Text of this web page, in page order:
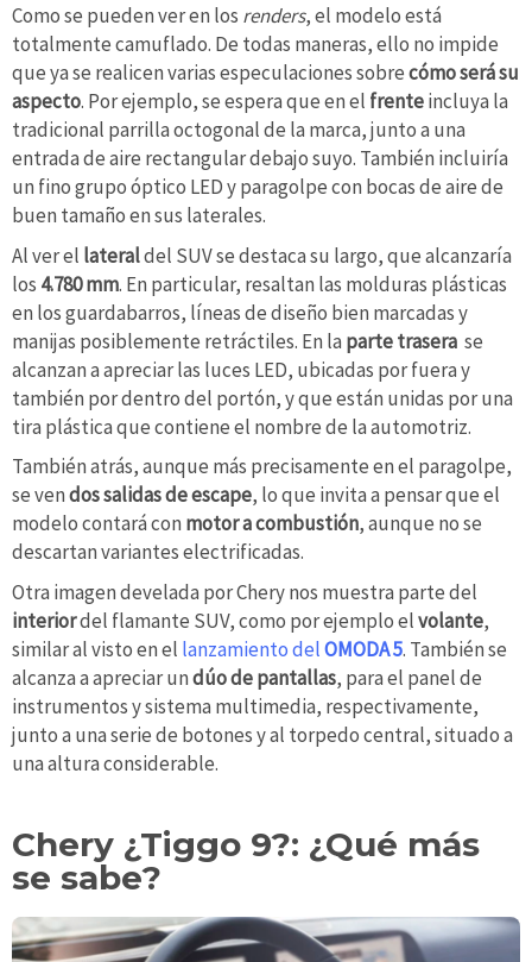
Como se pueden ver en los renders, el modelo está
totalmente camuflado. De todas maneras, ello no impide
que ya se realicen varias especulaciones sobrecómo será su
aspecto. Por ejemplo, se espera que en el frenteincluya la
tradicional parrilla octogonal de la marca, junto a una
entrada de aire rectangular debajo suyo. También incluiría
un fino grupo óptico LED y paragolpe con bocas de aire de
buen tamaño en sus laterales.
Al ver el lateraldel SUV se destaca su largo, que alcanzaría
los 4.780 mm. En particular, resaltan las molduras plásticas
en los guardabarros, líneas de diseño bien marcadas y
manijas posiblemente retráctiles. En la parte trasera se
alcanzan a apreciar las luces LED, ubicadas por fuera y
también por dentro del portón, y que están unidas por una
tira plástica que contiene el nombre de la automotriz.
También atrás, aunque más precisamente en el paragolpe,
se vendos salidas de escape, lo que invita a pensar que el
modelo contará con motor a combustión, aunque no se
descartan variantes electrificadas.
Otra imagen develada por Chery nos muestra parte del
interiordel flamante SUV, como por ejemplo elvolante,
similar al visto en el lanzamiento delOMODA 5. También se
alcanza a apreciar undúo de pantallas, para el panel de
instrumentos y sistema multimedia, respectivamente,
junto a una serie de botones y al torpedo central, situado a
una altura considerable.
Chery ¿Tiggo 9?: ¿Qué más
se sabe?